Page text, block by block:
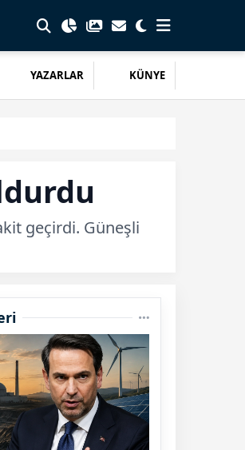
YAZARLAR KÜNYE
geçirdi. Güneşli